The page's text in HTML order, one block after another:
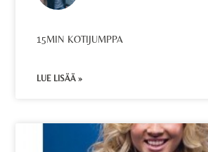
15MIN KOTIJUMPPA
LUE LISÄÄ »